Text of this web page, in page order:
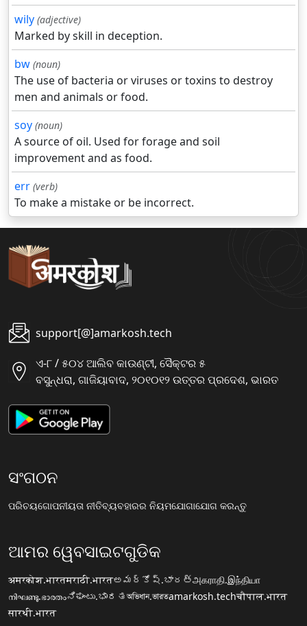
wily (adjective)
Marked by skill in deception.
bw (noun)
The use of bacteria or viruses or toxins to destroy
men and animals or food.
soy (noun)
A source of oil. Used for forage and soil
improvement and as food.
err (verb)
To make a mistake or be incorrect.
support[@]amarkosh.tech
ଏ-୮ / ୫୦୪ ଆଲିବ କାଉଣ୍ଟୀ, ସୈକ୍ଟର ୫
ବସୁନ୍ଧରା, ଗାଜିୟାବାଦ, ୨୦୧୦୧୨ ଉତ୍ତର ପ୍ରଦେଶ, ଭାରତ
ସଂଗଠନ
ପରିଚୟଗୋପନୀୟତା ନୀତିବ୍ୟବହାରର ନିୟମଯୋଗାଯୋଗ କରନ୍ତୁ
ଆମର ୱେବସାଇଟଗୁଡିକ
अमरकोश.भारतमराठी.भारतఅమర్కోష్.భారత్அகராதி.இந்தியா
നിഘണ്ടു.ഭാരതംನಿಘಂಟು.ಭಾರತঅভিধান.ভারতamarkosh.techचौपाल.भारत
सारथी.भारत